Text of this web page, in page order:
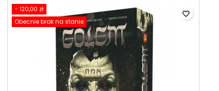
- 120,00 zł
Obecnie brak na stanie
favorite_border